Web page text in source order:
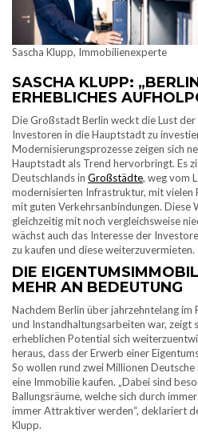
Sascha Klupp, Immobilienexperte
SASCHA KLUPP:
ERHEBLICHES
Die Großstadt Berlin weckt die Lust
Investoren in die Hauptstadt zu
Modernisierungsprozesse zeigen sich
Hauptstadt als Trend hervorbringt. Es
Deutschlands in Großstädte, weg vom
modernisierten Infrastruktur, mit vielen
mit guten Verkehrsanbindungen. Diese
gleichzeitig mit noch vergleichsweise
wächst auch das Interesse der
zu kaufen und diese weiterzuvermieten.
DIE
MEHR AN BEDEUTUNG
Nachdem Berlin über jahrzehntelang im
und Instandhaltungsarbeiten war, zeigt
erheblichen Potential sich
heraus, dass der Erwerb einer
So wollen rund zwei Millionen Deutsche
eine Immobilie kaufen. „Dabei sind
Ballungsräume, welche sich durch
immer Attraktiver werden“, deklariert
Klupp.